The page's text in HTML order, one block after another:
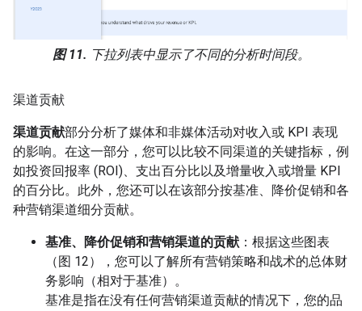
图 11. 下拉列表中显示了不同的分析时间段。
渠道贡献
渠道贡献部分分析了媒体和非媒体活动对收入或 KPI 表现
的影响。在这一部分，您可以比较不同渠道的关键指标，例
如投资回报率 (ROI)、支出百分比以及增量收入或增量 KPI
的百分比。此外，您还可以在该部分按基准、降价促销和各
种营销渠道细分贡献。
基准、降价促销和营销渠道的贡献 ：根据这些图表
（图 12），您可以了解所有营销策略和战术的总体财
务影响（相对于基准）。
基准是指在没有任何营销渠道贡献的情况下，您的品